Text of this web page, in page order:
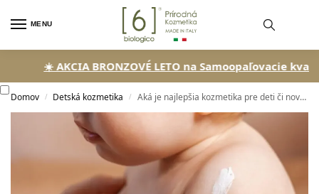
MENU
☀️ AKCIA BRONZOVÉ LETO na Samoopaľovacie kvapky!🏖️
Domov / Detská kozmetika / Aká je najlepšia kozmetika pre deti či novorodenca?